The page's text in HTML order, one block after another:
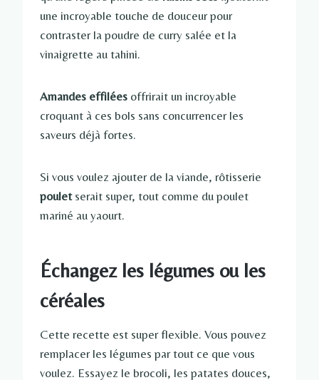
une incroyable touche de douceur pour
contraster la poudre de curry salée et la
vinaigrette au tahini.
Amandes effilées offrirait un incroyable
croquant à ces bols sans concurrencer les
saveurs déjà fortes.
Si vous voulez ajouter de la viande, rôtisserie
pouletserait super, tout comme du poulet
mariné au yaourt.
Échangez les légumes ou les
céréales
Cette recette est super flexible. Vous pouvez
remplacer les légumes par tout ce que vous
voulez. Essayez le brocoli, les patates douces,